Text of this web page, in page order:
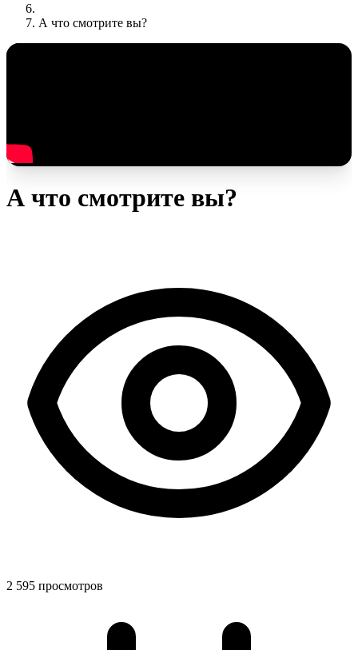
А что смотрите вы?
А что смотрите вы?
2 595 просмотров